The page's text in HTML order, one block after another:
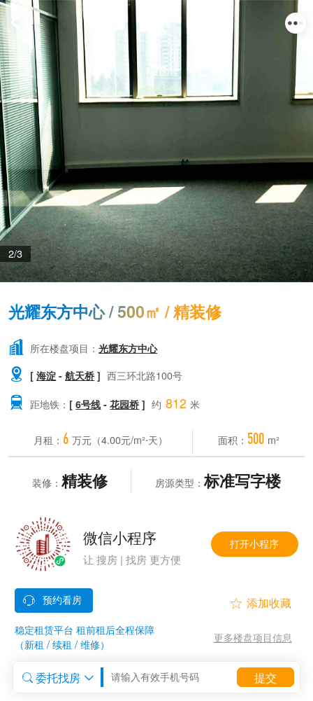
2/3

光耀东方中心 / 500㎡ / 精装修
 所在楼盘项目：光耀东方中心
 [海淀 -航天桥 ] 西三环北路100号
 距地铁： [6号线 -花园桥 ] 约 812 米
月租： 6 万元（4.00元/m²⋅天） 面积： 500 m²
装修： 精装修 房源类型：标准写字楼
微信小程序
让 搜房 | 找房 更方便
打开小程序
稳定租赁平台 租前租后全程保障
（新租 / 续租 / 维修）

更多楼盘项目信息
 委托找房  提交